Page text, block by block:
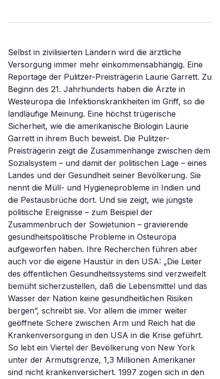
Selbst in zivilisierten Ländern wird die ärztliche
Versorgung immer mehr einkommensabhängig. Eine
Reportage der Pulitzer-Preisträgerin Laurie Garrett. Zu
Beginn des 21. Jahrhunderts haben die Ärzte in
Westeuropa die Infektionskrankheiten im Griff, so die
landläufige Meinung. Eine höchst trügerische
Sicherheit, wie die amerikanische Biologin Laurie
Garrett in ihrem Buch beweist. Die Pulitzer-
Preisträgerin zeigt die Zusammenhänge zwischen dem
Sozialsystem – und damit der politischen Lage – eines
Landes und der Gesundheit seiner Bevölkerung. Sie
nennt die Müll- und Hygieneprobleme in Indien und
die Pestausbrüche dort. Und sie zeigt, wie jüngste
politische Ereignisse – zum Beispiel der
Zusammenbruch der Sowjetunion – gravierende
gesundheitspolitische Probleme in Osteuropa
aufgeworfen haben. Ihre Recherchen führen aber
auch vor die eigene Haustür in den USA: „Die Leiter
des öffentlichen Gesundheitssystems sind verzweifelt
bemüht sicherzustellen, daß die Lebensmittel und das
Wasser der Nation keine gesundheitlichen Risiken
bergen”, schreibt sie. Vor allem die immer weiter
geöffnete Schere zwischen Arm und Reich hat die
Krankenversorgung in den USA in die Krise geführt.
So lebt ein Viertel der Bevölkerung von New York
unter der Armutsgrenze, 1,3 Millionen Amerikaner
sind nicht krankenversichert. 1997 zogen sich in den